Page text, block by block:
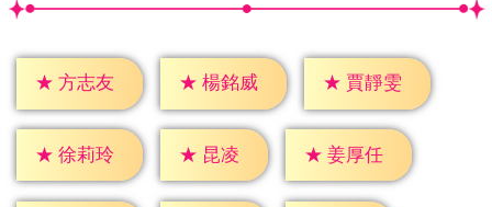
★ 方志友 ★ 楊銘威 ★ 賈靜雯
★ 徐莉玲 ★ 昆凌 ★ 姜厚任